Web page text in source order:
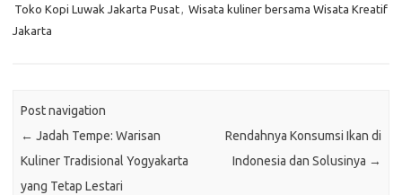
Toko Kopi Luwak Jakarta Pusat, Wisata kuliner bersama Wisata Kreatif
Jakarta
Post navigation
← Jadah Tempe: Warisan
Kuliner Tradisional Yogyakarta
yang Tetap Lestari
Rendahnya Konsumsi Ikan di
Indonesia dan Solusinya →